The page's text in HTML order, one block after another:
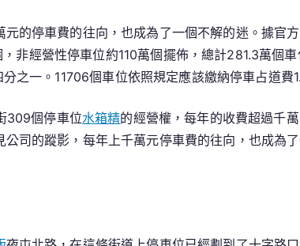
的停車費的往向，也成為了一個不解的迷。據官
非經營性停車位約110萬個擺佈，總計281.3萬個
之一。11706個車位依照規定應該繳納停車占道費
309個停車位水箱精的經營權，每年的收費超過千
司的蹤影，每年上千萬元停車費的往向，也成為